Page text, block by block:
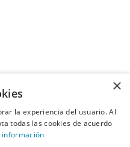
×
la experiencia del usuario. Al
todas las cookies de acuerdo
información